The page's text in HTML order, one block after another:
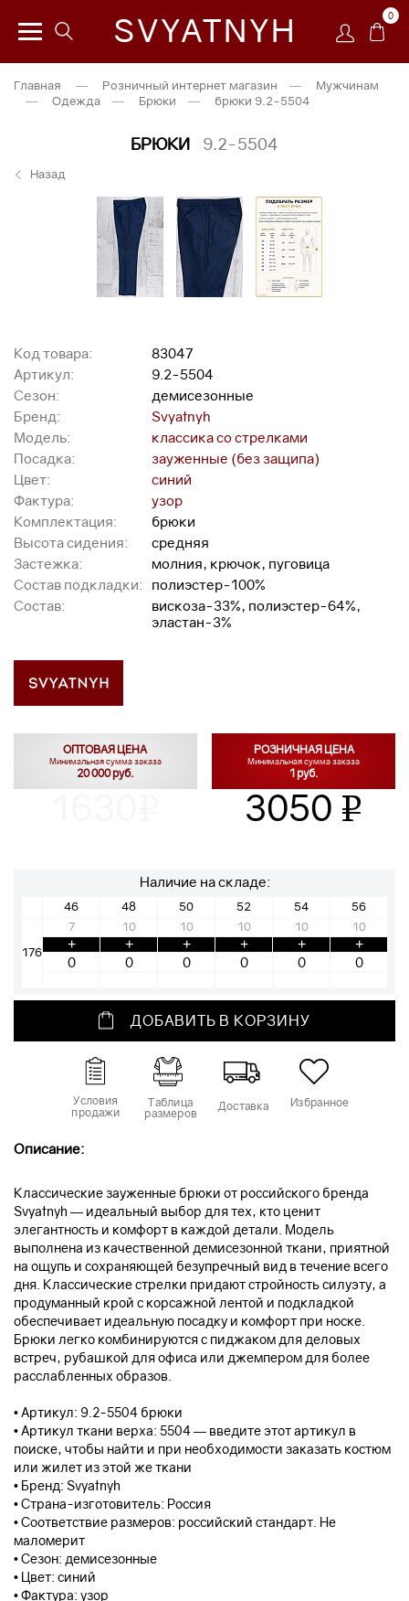
SVYATNYH 0
Главная — Розничный интернет магазин —
Мужчинам
—
Одежда — Брюки — брюки 9.2-5504
БРЮКИ 9.2-5504
Назад
Код товара:
83047
Артикул:
9.2-5504
Сезон:
демисезонные
Бренд:
Svyatnyh
Модель:
классика со стрелками
Посадка:
зауженные (без защипа)
Цвет:
синий
Фактура:
узор
Комплектация:
брюки
Высота сидения:
средняя
Застежка:
молния, крючок, пуговица
Состав подкладки:
полиэстер-100%
Состав:
вискоза-33%, полиэстер-64%,
эластан-3%
ОПТОВАЯ ЦЕНА
Минимальная сумма заказа
20 000 руб.
РОЗНИЧНАЯ ЦЕНА
Минимальная сумма заказа
1 руб.
3050 v
Наличие на складе:
46 48 50 52 54 56
176
7
+
10
+
10
+
10
+
10
+
10
+
ДОБАВИТЬ В КОРЗИНУ
Условия
продажи
Таблица
размеров
Доставка Избранное
Описание:
Классические зауженные брюки от российского бренда
Svyatnyh — идеальный выбор для тех, кто ценит
элегантность и комфорт в каждой детали. Модель
выполнена из качественной демисезонной ткани, приятной
на ощупь и сохраняющей безупречный вид в течение всего
дня. Классические стрелки придают стройность силуэту, а
продуманный крой с корсажной лентой и подкладкой
обеспечивает идеальную посадку и комфорт при носке.
Брюки легко комбинируются с пиджаком для деловых
встреч, рубашкой для офиса или джемпером для более
расслабленных образов.
• Артикул: 9.2-5504 брюки
• Артикул ткани верха: 5504 — введите этот артикул в
поиске, чтобы найти и при необходимости заказать костюм
или жилет из этой же ткани
• Бренд: Svyatnyh
• Страна-изготовитель: Россия
• Соответствие размеров: российский стандарт. Не
маломерит
• Сезон: демисезонные
• Цвет: синий
• Фактура: узор